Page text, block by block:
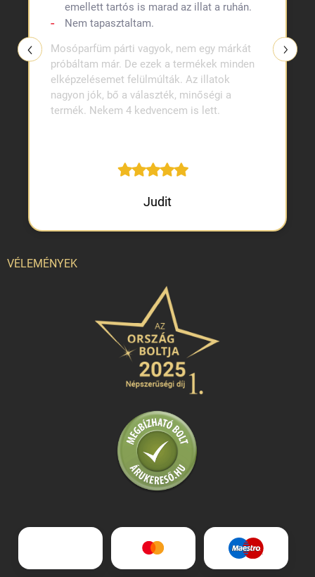
emellett tartós is marad az illat a ruhán.
Nem tapasztaltam.
Mosóparfüm párti vagyok, nem egy márkát
próbáltam már. De ezek a termékek minden
elképzelésemet felülmúlták. Az illatok
nagyon jók, bő a választék, minőségi a
termék. Nekem 4 kedvencem is lett.
Judit
VÉLEMÉNYEK